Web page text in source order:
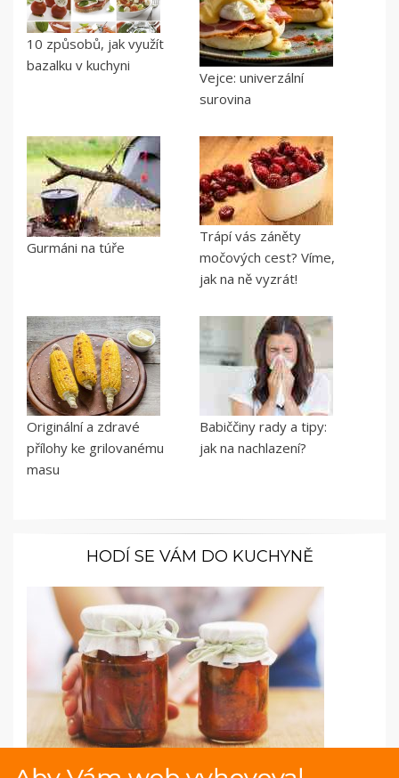
10 způsobů, jak využít
bazalku v kuchyni
Vejce: univerzální
surovina
Gurmáni na túře
Trápí vás záněty
močových cest? Víme,
jak na ně vyzrát!
Originální a zdravé
přílohy ke grilovanému
masu
Babiččiny rady a tipy:
jak na nachlazení?
HODÍ SE VÁM DO KUCHYNĚ